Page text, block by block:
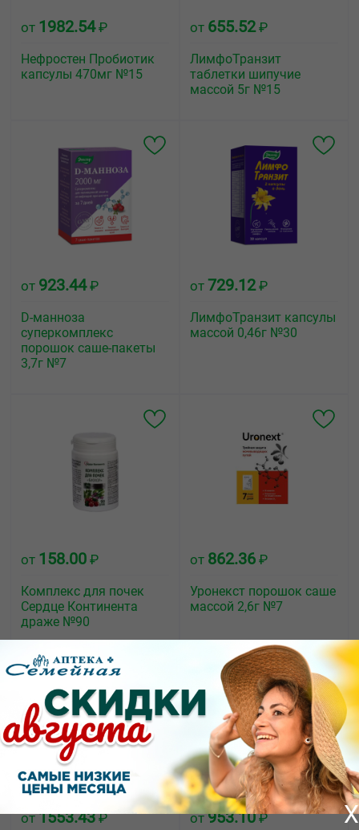
от 1982.54₽
Нефростен Пробиотик
капсулы 470мг №15
от 655.52₽
ЛимфоТранзит
таблетки шипучие
массой 5г №15
от 923.44₽
D-манноза
суперкомплекс
порошок саше-пакеты
3,7г №7
от 729.12₽
ЛимфоТранзит капсулы
массой 0,46г №30
от 158.00 ₽
Комплекс для почек
Сердце Континента
драже №90
от 862.36 ₽
Уронекст порошок саше
массой 2,6г №7
от1553.43₽ от953.10₽ X